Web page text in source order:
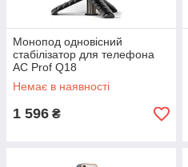
Монопод одновісний
стабілізатор для телефона
AC Prof Q18
Немає в наявності
1 596 ₴